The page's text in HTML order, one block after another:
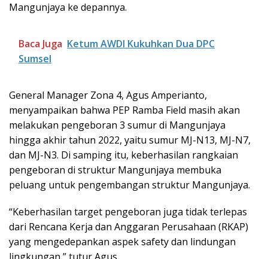
Mangunjaya ke depannya.
Baca Juga Ketum AWDI Kukuhkan Dua DPC
Sumsel
General Manager Zona 4, Agus Amperianto,
menyampaikan bahwa PEP Ramba Field masih akan
melakukan pengeboran 3 sumur di Mangunjaya
hingga akhir tahun 2022, yaitu sumur MJ-N13, MJ-N7,
dan MJ-N3. Di samping itu, keberhasilan rangkaian
pengeboran di struktur Mangunjaya membuka
peluang untuk pengembangan struktur Mangunjaya.
“Keberhasilan target pengeboran juga tidak terlepas
dari Rencana Kerja dan Anggaran Perusahaan (RKAP)
yang mengedepankan aspek safety dan lindungan